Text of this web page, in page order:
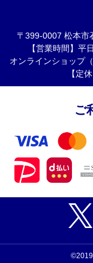
〒399-0007 松本市
【営業時間】
オンラインショップ
【定
ご
©2019